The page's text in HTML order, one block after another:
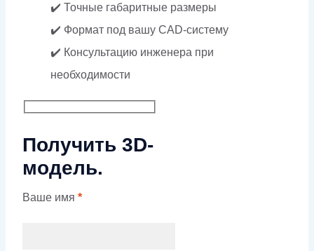
✔️ Точные габаритные размеры
✔️ Формат под вашу CAD-систему
✔️ Консультацию инженера при
необходимости
Получить 3D-
модель.
Ваше имя *